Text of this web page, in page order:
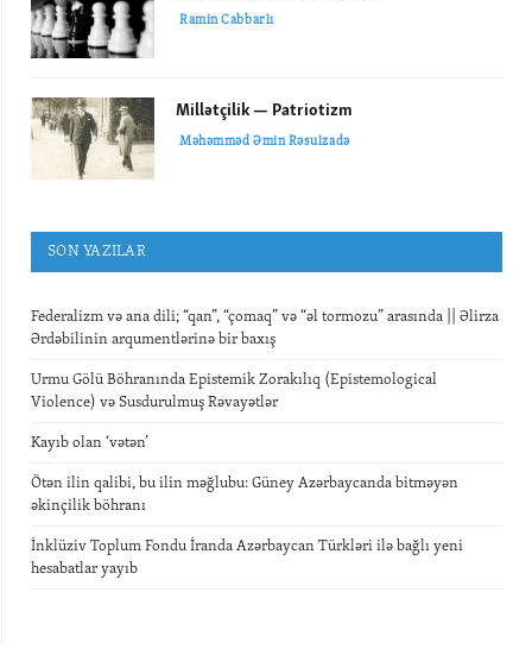
Ramin Cabbarlı
Millətçilik — Patriotizm
Məhəmməd Əmin Rəsulzadə
SON YAZILAR
Federalizm və ana dili; “qan”, “çomaq” və “əl tormozu” arasında || Əlirza
Ərdəbilinin arqumentlərinə bir baxış
Urmu Gölü Böhranında Epistemik Zorakılıq (Epistemological
Violence) və Susdurulmuş Rəvayətlər
Kayıb olan ‘vətən’
Ötən ilin qalibi, bu ilin məğlubu: Güney Azərbaycanda bitməyən
əkinçilik böhranı
İnklüziv Toplum Fondu İranda Azərbaycan Türkləri ilə bağlı yeni
hesabatlar yayıb